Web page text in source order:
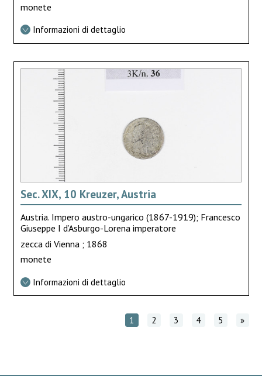
monete
Informazioni di dettaglio
Sec. XIX, 10 Kreuzer, Austria
Austria. Impero austro-ungarico (1867-1919); Francesco
Giuseppe I d’Asburgo-Lorena imperatore
zecca di Vienna ; 1868
monete
Informazioni di dettaglio
1 2 3 4 5 »